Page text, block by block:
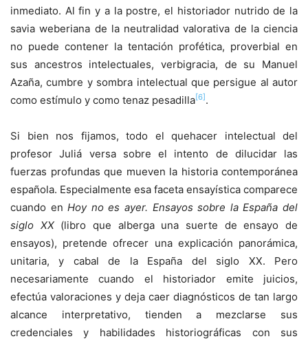
inmediato. Al fin y a la postre, el historiador nutrido de la
savia weberiana de la neutralidad valorativa de la ciencia
no puede contener la tentación profética, proverbial en
sus ancestros intelectuales, verbigracia, de su Manuel
Azaña, cumbre y sombra intelectual que persigue al autor
como estímulo y como tenaz pesadilla[6] .
Si bien nos fijamos, todo el quehacer intelectual del
profesor Juliá versa sobre el intento de dilucidar las
fuerzas profundas que mueven la historia contemporánea
española. Especialmente esa faceta ensayística comparece
cuando enHoy no es ayer. Ensayos sobre la España del
siglo XX(libro que alberga una suerte de ensayo de
ensayos), pretende ofrecer una explicación panorámica,
unitaria, y cabal de la España del siglo XX. Pero
necesariamente cuando el historiador emite juicios,
efectúa valoraciones y deja caer diagnósticos de tan largo
alcance interpretativo, tienden a mezclarse sus
credenciales y habilidades historiográficas con sus